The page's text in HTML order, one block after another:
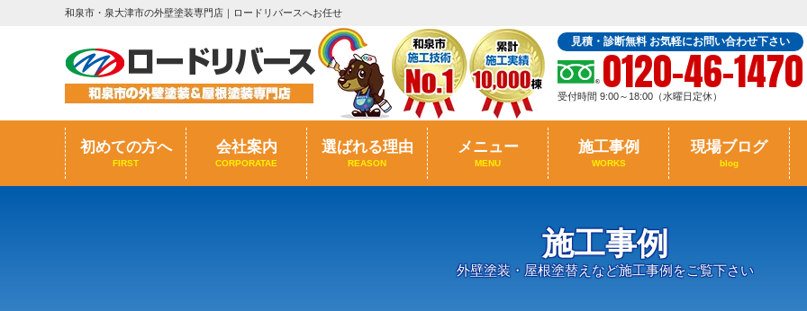
和泉市・泉大津市の外壁塗装専門店｜ロードリバースへお任せ
見積・診断無料 お気軽にお問い合わせ下さい
0120-46-1470
受付時間 9:00～18:00（水曜日定休）
初めての方へ
FIRST
会社案内
CORPORATAE
選ばれる理由
REASON
メニュー
MENU
施工事例
WORKS
現場ブログ
blog
施工事例
外壁塗装・屋根塗替えなど施工事例をご覧下さい